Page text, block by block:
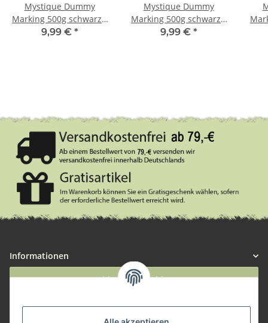
Mystique Dummy
Marking 500g schwarz /
gelb
9,99 € *
Mystique Dummy
Marking 500g schwarz /
hotpink
9,99 € *
Informationen
Widerruf anmelden